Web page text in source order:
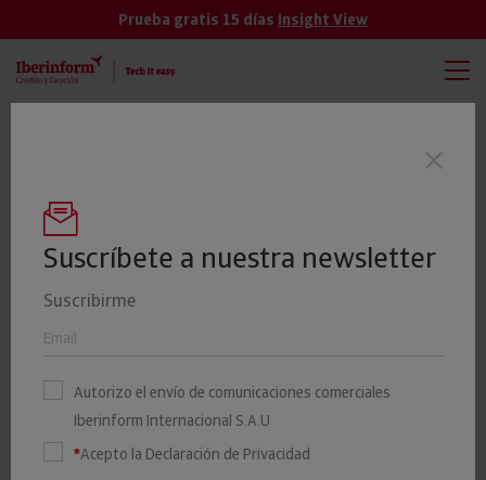
Prueba gratis 15 días Insight View
Últimas noticias
El 21% de las editoriales de
libros están en riesgo de
impago
13 SEPTIEMBRE 2024
Insight View
Suscríbete a nuestra newsletter
Suscribirme
Autorizo el envío de comunicaciones comerciales
Iberinform Internacional S.A.U
*Acepto la Declaración de Privacidad